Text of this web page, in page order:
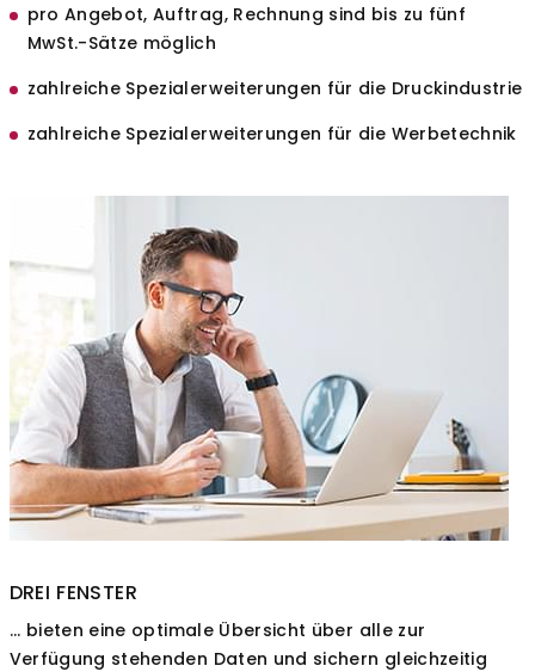
pro Angebot, Auftrag, Rechnung sind bis zu fünf
MwSt.-Sätze möglich
zahlreiche Spezialerweiterungen für die Druckindustrie
zahlreiche Spezialerweiterungen für die Werbetechnik
DREI FENSTER
... bieten eine optimale Übersicht über alle zur
Verfügung stehenden Daten und sichern gleichzeitig